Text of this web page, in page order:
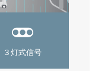
３灯式信号